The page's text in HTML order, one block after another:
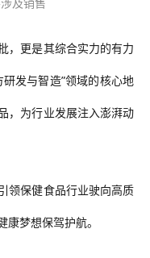
，更是其综合实力的有力
发与智造”领域的核心地
，为行业发展注入澎湃动
领保健食品行业驶向高质
梦想保驾护航。